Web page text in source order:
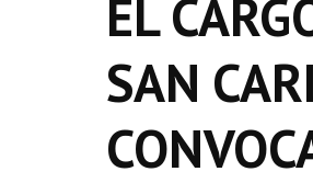
EL
SAN